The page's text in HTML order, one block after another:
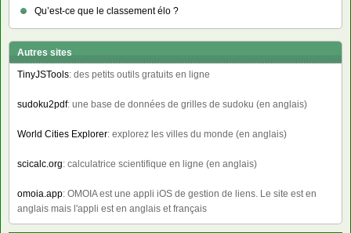
Qu’est-ce que le classement élo ?
Autres sites
TinyJSTools: des petits outils gratuits en ligne
sudoku2pdf: une base de données de grilles de sudoku (en anglais)
World Cities Explorer: explorez les villes du monde (en anglais)
scicalc.org: calculatrice scientifique en ligne (en anglais)
omoia.app: OMOIA est une appli iOS de gestion de liens. Le site est en
anglais mais l'appli est en anglais et français